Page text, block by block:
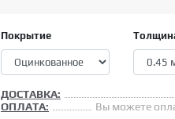
Покрытие
ДОСТАВКА:
ОПЛАТА:
Вы можете